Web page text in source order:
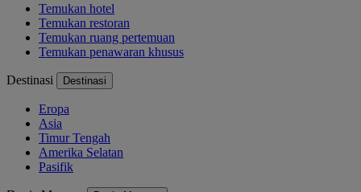
Temukan hotel
Temukan restoran
Temukan ruang pertemuan
Temukan penawaran khusus
Destinasi Destinasi
Eropa
Asia
Timur Tengah
Amerika Selatan
Pasifik